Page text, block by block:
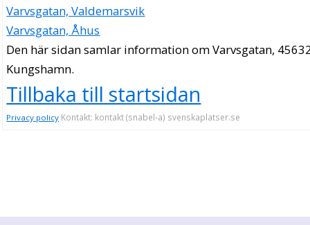
Varvsgatan, Valdemarsvik
Varvsgatan, Åhus
Den här sidan samlar information om Varvsgatan,
Kungshamn.
Tillbaka till startsidan
Privacy policy Kontakt: kontakt (snabel-a) svenskaplatser.se